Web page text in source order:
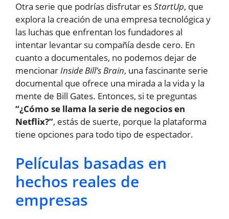
Otra serie que podrías disfrutar esStartUp, que
explora la creación de una empresa tecnológica y
las luchas que enfrentan los fundadores al
intentar levantar su compañía desde cero. En
cuanto a documentales, no podemos dejar de
mencionarInside Bill’s Brain, una fascinante serie
documental que ofrece una mirada a la vida y la
mente de Bill Gates. Entonces, si te preguntas
“¿Cómo se llama la serie de negocios en
Netflix?”, estás de suerte, porque la plataforma
tiene opciones para todo tipo de espectador.
Películas basadas en
hechos reales de
empresas